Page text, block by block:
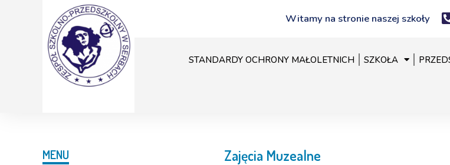
Witamy na stronie naszej szkoły
STANDARDY OCHRONY MAŁOLETNICH SZKOŁA
Zajęcia Muzealne
MENU